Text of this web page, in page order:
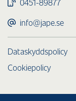
0451-89877
info@jape.se
Dataskyddspolicy
Cookiepolicy